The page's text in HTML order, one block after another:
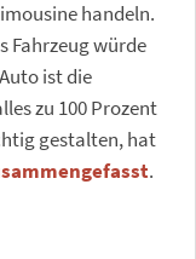
handeln.
Fahrzeug würde
ist die
zu 100 Prozent
gestalten, hat
.